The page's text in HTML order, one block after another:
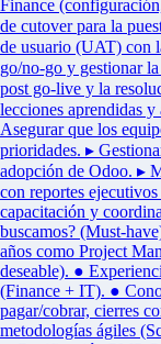
Finance
de cutover para la
de usuario (UAT) con
go/no-go y gestionar
post go-live y la
lecciones aprendidas
Asegurar que los
prioridades. ▸
adopción de Odoo. ▸
con reportes
capacitación y
buscamos? (Must-
años como Project
deseable). ●
(Finance + IT). ●
pagar/cobrar, cierres
metodologías ágiles